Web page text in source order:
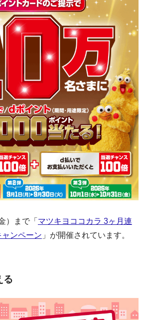
）まで「 マツキヨココカラ 3ヶ月連
ンペーン 」が開催されています。
る